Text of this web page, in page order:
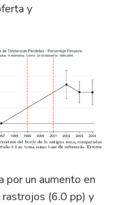
y
por un aumento en
rastrojos (6.0 pp) y